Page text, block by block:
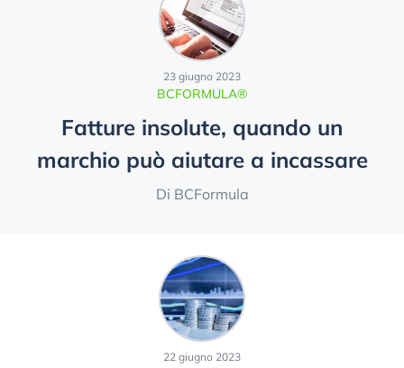
BCFORMULA®
23 giugno 2023
Fatture insolute, quando un
marchio può aiutare a incassare
Di BCFormula
22 giugno 2023